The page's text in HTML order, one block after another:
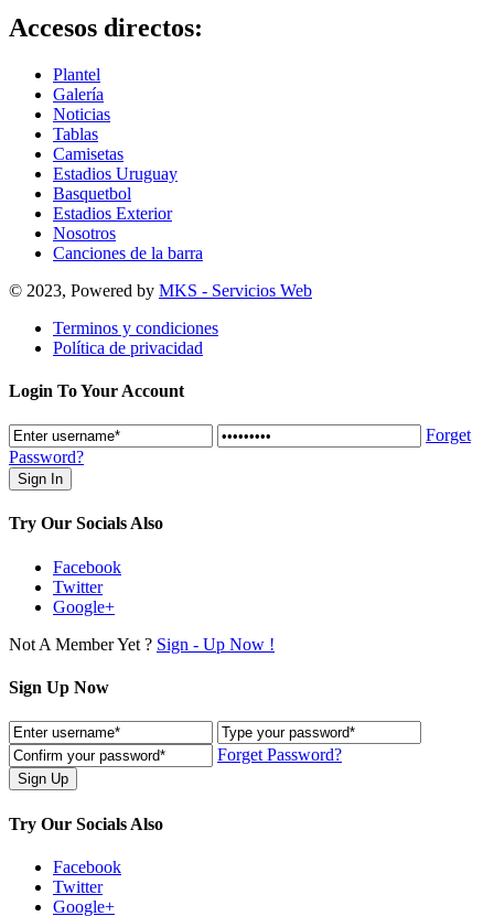
Accesos directos:
Plantel
Galería
Noticias
Tablas
Camisetas
Estadios Uruguay
Basquetbol
Estadios Exterior
Nosotros
Canciones de la barra
© 2023, Powered by MKS - Servicios Web
Terminos y condiciones
Política de privacidad
Login To Your Account
Forget
Password?
Try Our Socials Also
Facebook
Twitter
Google+
Not A Member Yet ? Sign - Up Now !
Sign Up Now
Forget Password?
Try Our Socials Also
Facebook
Twitter
Google+